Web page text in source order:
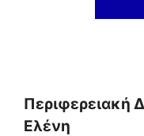
Περιφερειακή
Ελένη